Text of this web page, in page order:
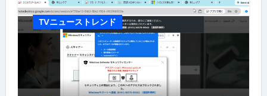
TVニューストレンド